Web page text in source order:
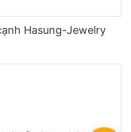
Hasung-Jewelry